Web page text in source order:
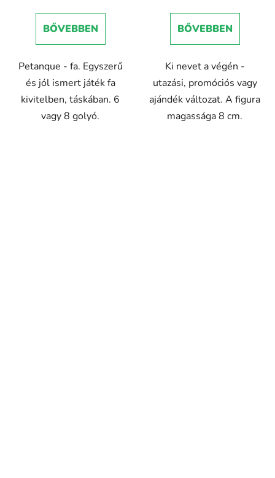
BŐVEBBEN
Petanque - fa. Egyszerű
és jól ismert játék fa
kivitelben, táskában. 6
vagy 8 golyó.
BŐVEBBEN
Ki nevet a végén -
utazási, promóciós vagy
ajándék változat. A figura
magassága 8 cm.